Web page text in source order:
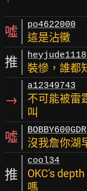
噓 po4622000
這是沾黴
推 heyjude1118
裝慘，誰都
→
a12349743
不可能被雷
叫
噓 BOBBY600GDR
沒我詹你湖
推
cool34
OKC's
嗎